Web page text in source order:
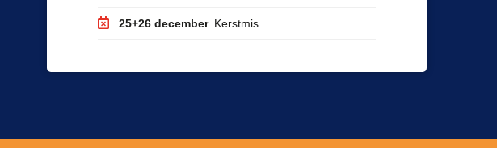
25+26 december Kerstmis